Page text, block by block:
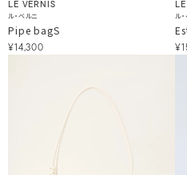
LE VERNIS
ル・ベルニ
Pipe bagS
¥14,300
ル